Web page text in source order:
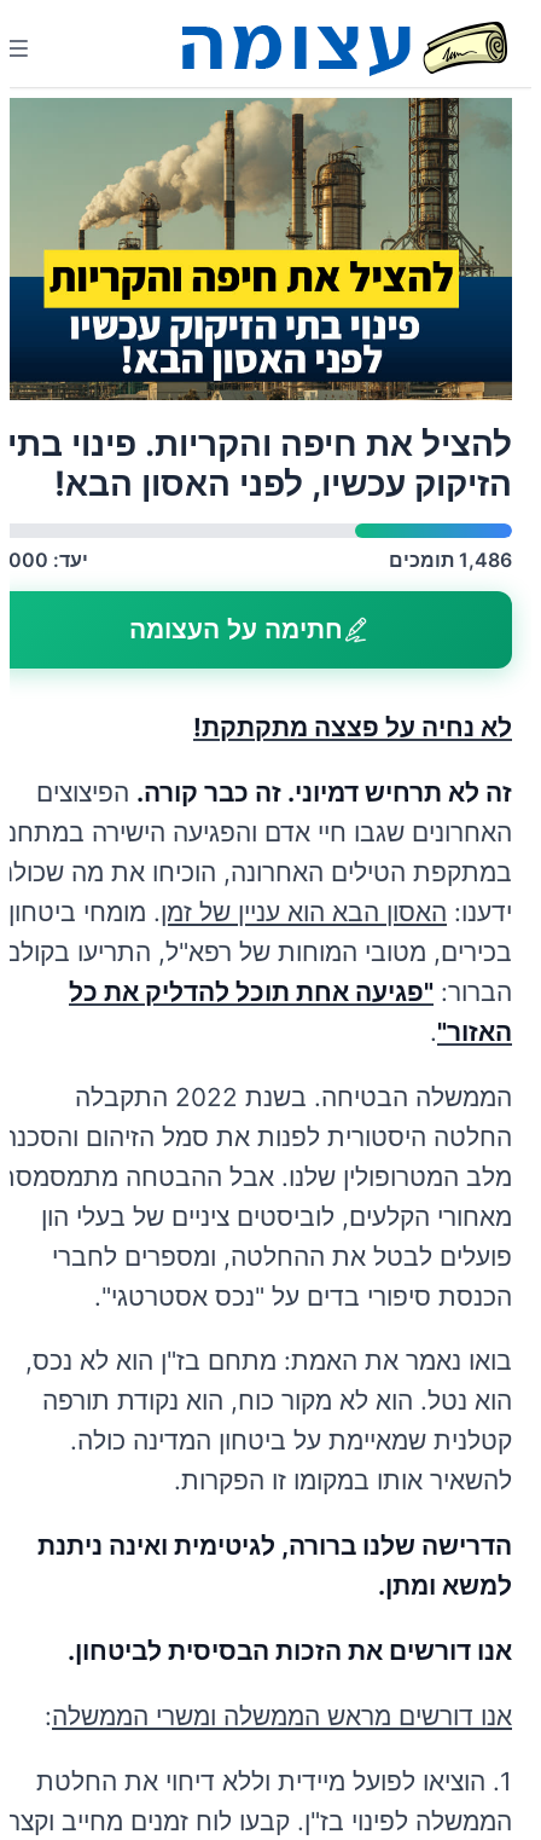
להציל את חיפה והקריות. פינוי בתי
הזיקוק עכשיו, לפני האסון הבא!
1,486 תומכים יעד:
חתימה על העצומה
לא נחיה על פצצה מתקתקת!
זה לא תרחיש דמיוני. זה כבר קורה. הפיצוצים
האחרונים שגבו חיי אדם והפגיעה הישירה במתחם
במתקפת הטילים האחרונה, הוכיחו את מה
ידענו: האסון הבא הוא עניין של זמן. מומחי ביטחון
בכירים, מטובי המוחות של רפא"ל, התריעו בקולם
הברור: "פגיעה אחת תוכל להדליק את כל
האזור".
הממשלה הבטיחה. בשנת 2022 התקבלה
החלטה היסטורית לפנות את סמל הזיהום והסכנה
מלב המטרופולין שלנו. אבל ההבטחה
מאחורי הקלעים, לוביסטים ציניים של בעלי הון
פועלים לבטל את ההחלטה, ומספרים לחברי
הכנסת סיפורי בדים על "נכס אסטרטגי".
בואו נאמר את האמת: מתחם בז"ן הוא לא נכס,
הוא נטל. הוא לא מקור כוח, הוא נקודת תורפה
קטלנית שמאיימת על ביטחון המדינה כולה.
להשאיר אותו במקומו זו הפקרות.
הדרישה שלנו ברורה, לגיטימית ואינה ניתנת
למשא ומתן.
אנו דורשים את הזכות הבסיסית לביטחון.
אנו דורשים מראש הממשלה ומשרי הממשלה:
1. הוציאו לפועל מיידית וללא דיחוי את החלטת
הממשלה לפינוי בז"ן. קבעו לוח זמנים מחייב וקצר